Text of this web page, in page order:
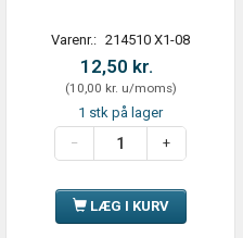
Varenr.: 214510 X1-08
12,50 kr.
(10,00 kr. u/moms)
1 stk på lager
LÆG I KURV